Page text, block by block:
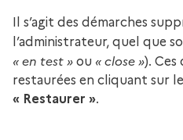
Il s’agit des démarches
l’administrateur, quel que
« en test » ou « close »).
restaurées en cliquant sur
« Restaurer ».